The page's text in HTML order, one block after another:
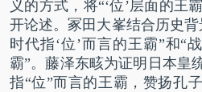
义的方式，将“‘位’层面的王
开论述。冢田大峯结合历史
时代指‘位’而言的王霸”和“
霸”。藤泽东畡为证明日本皇
指“位”而言的王霸，赞扬孔